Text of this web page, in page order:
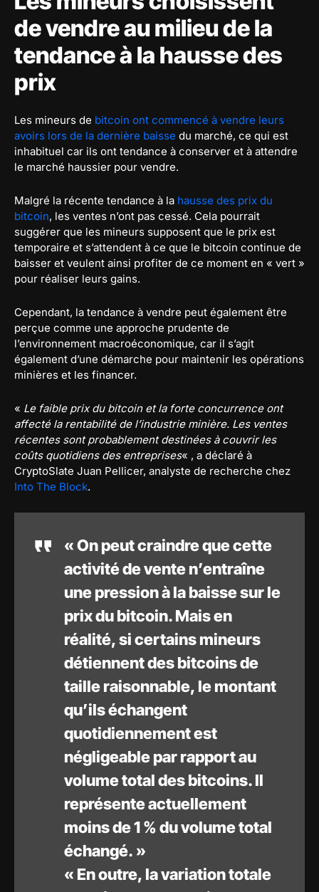
de vendre au milieu de la
tendance à la hausse des
prix
Les mineurs de bitcoin ont commencé à vendre leurs
avoirs lors de la dernière baisse du marché, ce qui est
inhabituel car ils ont tendance à conserver et à attendre
le marché haussier pour vendre.
Malgré la récente tendance à la hausse des prix du
bitcoin, les ventes n’ont pas cessé. Cela pourrait
suggérer que les mineurs supposent que le prix est
temporaire et s’attendent à ce que le bitcoin continue de
baisser et veulent ainsi profiter de ce moment en « vert »
pour réaliser leurs gains.
Cependant, la tendance à vendre peut également être
perçue comme une approche prudente de
l’environnement macroéconomique, car il s’agit
également d’une démarche pour maintenir les opérations
minières et les financer.
« Le faible prix du bitcoin et la forte concurrence ont
affecté la rentabilité de l’industrie minière. Les ventes
récentes sont probablement destinées à couvrir les
coûts quotidiens des entreprises« , a déclaré à
CryptoSlate Juan Pellicer, analyste de recherche chez
Into The Block.
« On peut craindre que cette
activité de vente n’entraîne
une pression à la baisse sur le
prix du bitcoin. Mais en
réalité, si certains mineurs
détiennent des bitcoins de
taille raisonnable, le montant
qu’ils échangent
quotidiennement est
négligeable par rapport au
volume total des bitcoins. Il
représente actuellement
moins de 1 % du volume total
échangé. »
« En outre, la variation totale